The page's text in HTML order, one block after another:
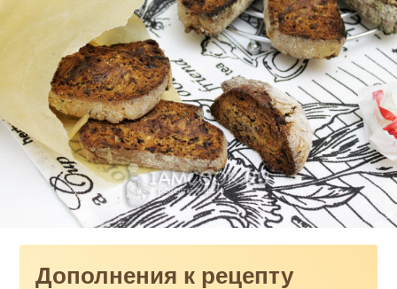
Дополнения к рецепту